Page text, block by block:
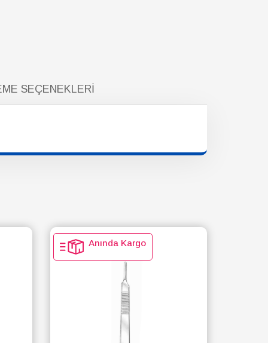
SEÇENEKLERI
Anında Kargo